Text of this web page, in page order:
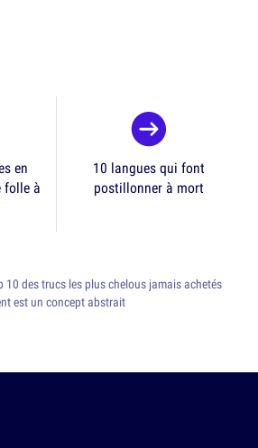
en
folle à
10 langues qui font
postillonner à mort
10 des trucs les plus chelous jamais achetés
est un concept abstrait